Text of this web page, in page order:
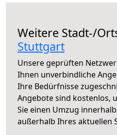
Weitere Stadt-/
Stuttgart
Unsere geprüften
Ihnen unverbindliche
Ihre Bedürfnisse
Angebote sind kostenlos,
Sie einen Umzug
außerhalb Ihres aktuellen